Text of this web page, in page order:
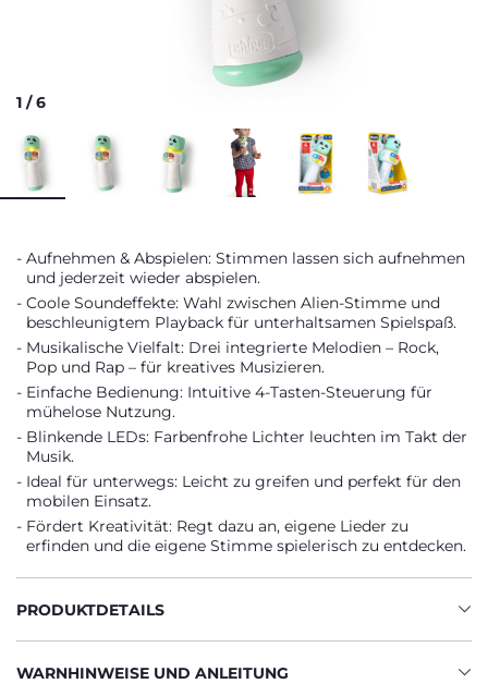
1 /6
Aufnehmen & Abspielen: Stimmen lassen sich aufnehmen
und jederzeit wieder abspielen.
Coole Soundeffekte: Wahl zwischen Alien-Stimme und
beschleunigtem Playback für unterhaltsamen Spielspaß.
Musikalische Vielfalt: Drei integrierte Melodien – Rock,
Pop und Rap – für kreatives Musizieren.
Einfache Bedienung: Intuitive 4-Tasten-Steuerung für
mühelose Nutzung.
Blinkende LEDs: Farbenfrohe Lichter leuchten im Takt der
Musik.
Ideal für unterwegs: Leicht zu greifen und perfekt für den
mobilen Einsatz.
Fördert Kreativität: Regt dazu an, eigene Lieder zu
erfinden und die eigene Stimme spielerisch zu entdecken.
PRODUKTDETAILS
WARNHINWEISE UND ANLEITUNG